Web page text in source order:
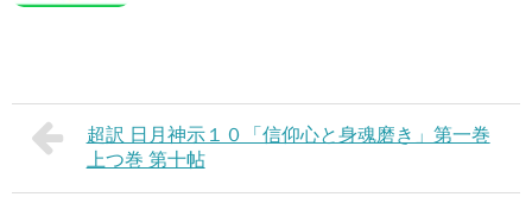
超訳 日月神示１０「信仰心と身魂磨き」第一巻
上つ巻 第十帖